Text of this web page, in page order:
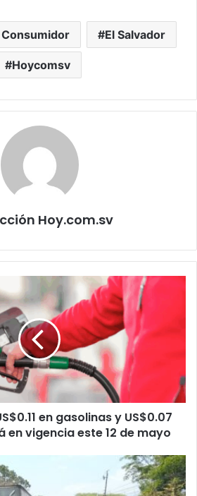
El Salvador
Hoycomsv
Hoy.com.sv
en gasolinas y US$0.07
en vigencia este 12 de mayo